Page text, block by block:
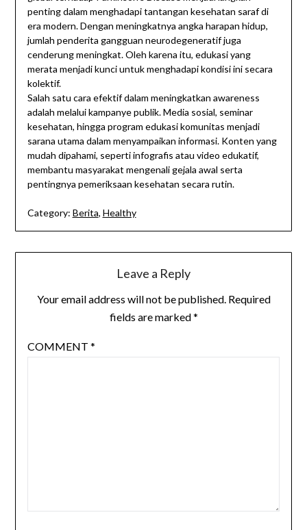
penting dalam menghadapi tantangan kesehatan saraf di
era modern. Dengan meningkatnya angka harapan hidup,
jumlah penderita gangguan neurodegeneratif juga
cenderung meningkat. Oleh karena itu, edukasi yang
merata menjadi kunci untuk menghadapi kondisi ini secara
kolektif.
Salah satu cara efektif dalam meningkatkan awareness
adalah melalui kampanye publik. Media sosial, seminar
kesehatan, hingga program edukasi komunitas menjadi
sarana utama dalam menyampaikan informasi. Konten yang
mudah dipahami, seperti infografis atau video edukatif,
membantu masyarakat mengenali gejala awal serta
pentingnya pemeriksaan kesehatan secara rutin.
Category: Berita, Healthy
Leave a Reply
Your email address will not be published. Required
fields are marked*
COMMENT *